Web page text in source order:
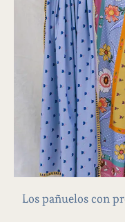
Los pañuelos con